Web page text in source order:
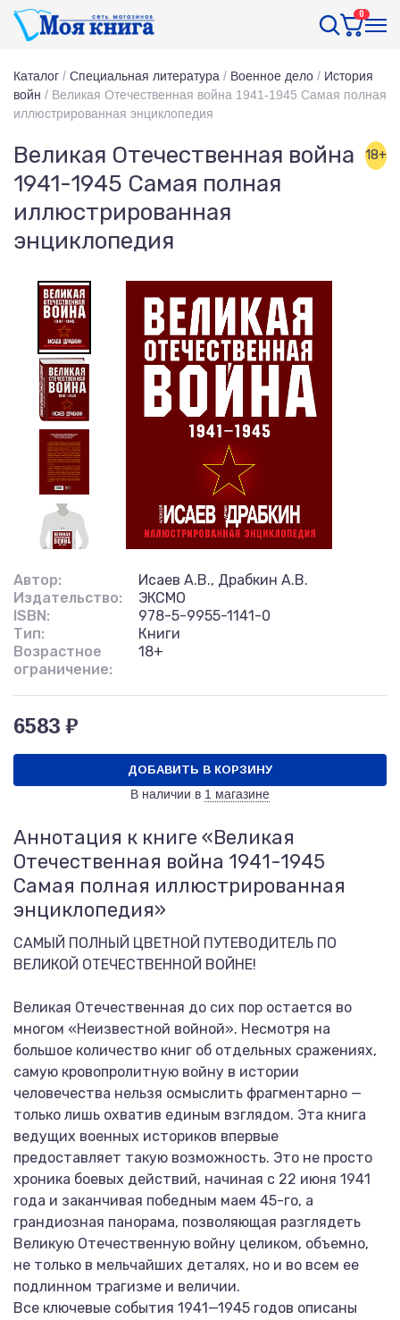
0
Каталог / Специальная литература / Военное дело / История
войн / Великая Отечественная война 1941-1945 Самая полная
иллюстрированная энциклопедия
Великая Отечественная война
1941-1945 Самая полная
иллюстрированная
энциклопедия
18+
Автор:
Исаев А.В., Драбкин А.В.
Издательство:
ЭКСМО
ISBN:
978-5-9955-1141-0
Тип:
Книги
Возрастное
ограничение:
18+
6583 ₽
ДОБАВИТЬ В КОРЗИНУ
В наличии в 1 магазине
Аннотация к книге «Великая
Отечественная война 1941-1945
Самая полная иллюстрированная
энциклопедия»
САМЫЙ ПОЛНЫЙ ЦВЕТНОЙ ПУТЕВОДИТЕЛЬ ПО
ВЕЛИКОЙ ОТЕЧЕСТВЕННОЙ ВОЙНЕ!
Великая Отечественная до сих пор остается во
многом «Неизвестной войной». Несмотря на
большое количество книг об отдельных сражениях,
самую кровопролитную войну в истории
человечества нельзя осмыслить фрагментарно —
только лишь охватив единым взглядом. Эта книга
ведущих военных историков впервые
предоставляет такую возможность. Это не просто
хроника боевых действий, начиная с 22 июня 1941
года и заканчивая победным маем 45-го, а
грандиозная панорама, позволяющая разглядеть
Великую Отечественную войну целиком, объемно,
не только в мельчайших деталях, но и во всем ее
подлинном трагизме и величии.
Все ключевые события 1941—1945 годов описаны